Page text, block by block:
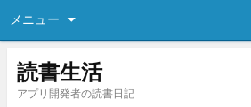
メニュー
読書生活
アプリ開発者の読書日記